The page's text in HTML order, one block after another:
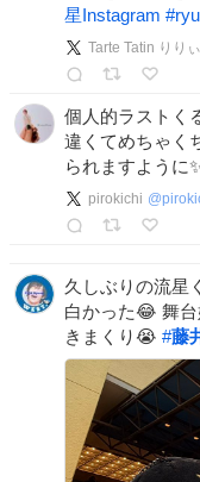
星Instagram #
Tarte Tatin りりぃ
個人的ラストく
違くてめちゃく
られますように
pirokichi @
久しぶりの流星
白かった😂 舞
きまくり😭 #藤